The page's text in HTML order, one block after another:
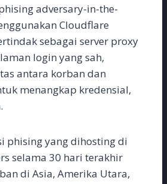
adversary-in-the-
Cloudflare
sebagai server proxy
login yang sah,
antara korban dan
menangkap kredensial,
phising yang dihosting di
selama 30 hari terakhir
di Asia, Amerika Utara,